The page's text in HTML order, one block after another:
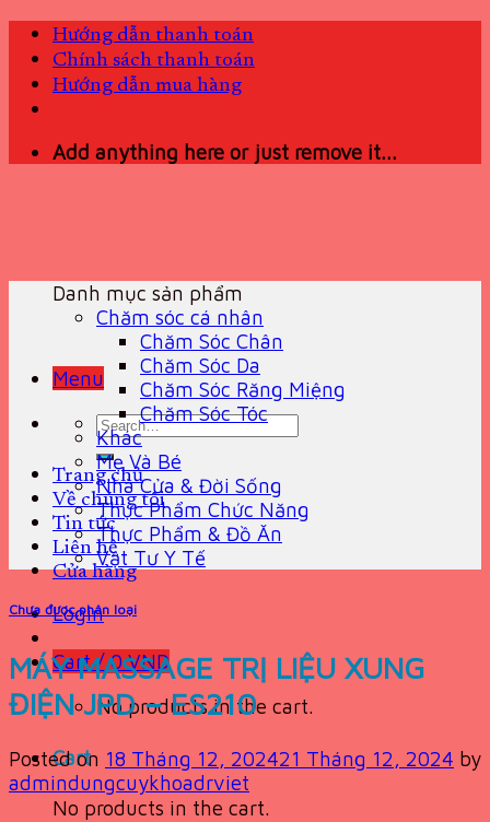
Skip
content
Hướng dẫn thanh toán
Chính sách thanh toán
Hướng dẫn mua hàng
Add anything here or just remove it...
Menu
Search
for:
Trang chủ
Về chúng tôi
Tin tức
Liên hệ
Cửa hàng
Login
Cart /0VND
No products in the cart.
Cart
No products in the cart.
Danh mục sản phẩm
Chăm sóc cá nhân
Chăm Sóc Chân
Chăm Sóc Da
Chăm Sóc Răng Miệng
Chăm Sóc Tóc
Khác
Mẹ Và Bé
Nhà Cửa & Đời Sống
Thực Phẩm Chức Năng
Thực Phẩm & Đồ Ăn
Vật Tư Y Tế
Chưa được phân loại
MÁY MASSAGE TRỊ LIỆU XUNG
ĐIỆN JPD – ES210
Posted on 18 Tháng 12, 202421 Tháng 12, 2024 by
admindungcuykhoadrviet